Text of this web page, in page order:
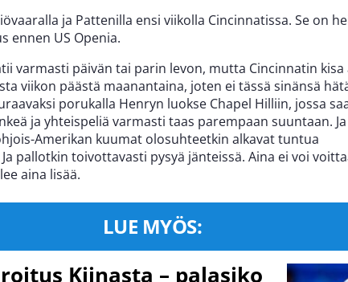
ja Pattenilla ensi viikolla Cincinnatissa. Se on
ennen US Openia.
varmasti päivän tai parin levon, mutta Cincinnatin kisa
viikon päästä maanantaina, joten ei tässä sinänsä
porukalla Henryn luokse Chapel Hilliin, jossa
ja yhteispeliä varmasti taas parempaan suuntaan.
Amerikan kuumat olosuhteetkin alkavat tuntua
pallotkin toivottavasti pysyä jänteissä. Aina ei voi
aina lisää.
LUE MYÖS:
Kiinasta – palasiko